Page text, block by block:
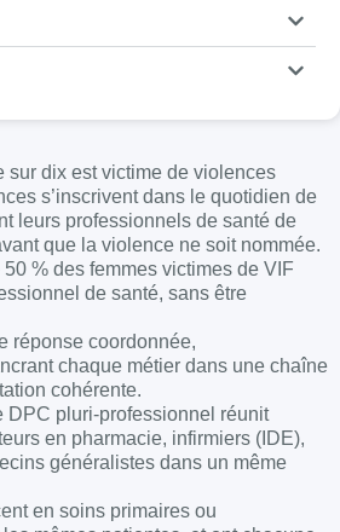
sur dix est victime de violences
s’inscrivent dans le quotidien de
leurs professionnels de santé de
que la violence ne soit nommée.
% des femmes victimes de VIF
de santé, sans être
réponse coordonnée,
chaque métier dans une chaîne
cohérente.
DPC pluri-professionnel réunit
en pharmacie, infirmiers (IDE),
généralistes dans un même
en soins primaires ou